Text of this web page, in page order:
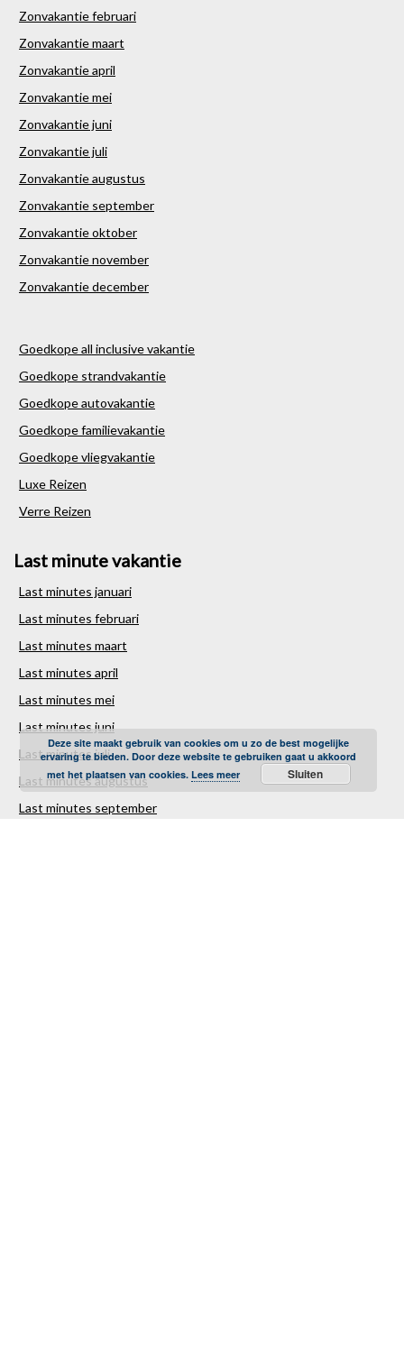
Zonvakantie februari
Zonvakantie maart
Zonvakantie april
Zonvakantie mei
Zonvakantie juni
Zonvakantie juli
Zonvakantie augustus
Zonvakantie september
Zonvakantie oktober
Zonvakantie november
Zonvakantie december
Goedkope all inclusive vakantie
Goedkope strandvakantie
Goedkope autovakantie
Goedkope familievakantie
Goedkope vliegvakantie
Luxe Reizen
Verre Reizen
Last minute vakantie
Last minutes januari
Last minutes februari
Last minutes maart
Last minutes april
Last minutes mei
Last minutes juni
Last minutes juli
Last minutes augustus
Last minutes september
Deze site maakt gebruik van cookies om u zo de best mogelijke
ervaring te bieden. Door deze website te gebruiken gaat u akkoord
met het plaatsen van cookies. Lees meer Sluiten